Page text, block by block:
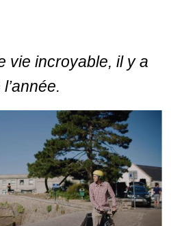
vie incroyable, il y a